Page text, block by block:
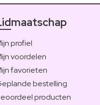
profiel
voordelen
favorieten
bestelling
producten